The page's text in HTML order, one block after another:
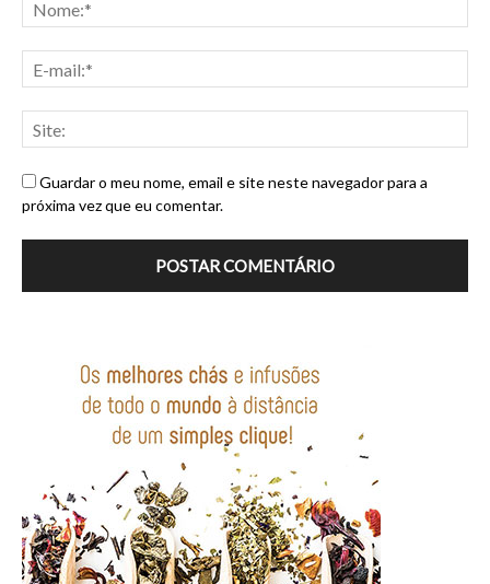
Guardar o meu nome, email e site neste navegador para a
próxima vez que eu comentar.